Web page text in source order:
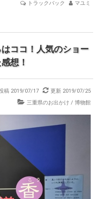
トラックバック マユミ
ココ！人気のショー
想！
稿 2019/07/17
更新 2019/07/25
三重県のお出かけ / 博物館